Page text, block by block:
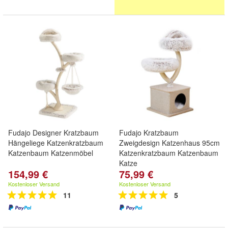
Fudajo Designer Kratzbaum
Hängeliege Katzenkratzbaum
Katzenbaum Katzenmöbel
154,99 €
Kostenloser Versand
11
Fudajo Kratzbaum
Zweigdesign Katzenhaus 95cm
Katzenkratzbaum Katzenbaum
Katze
75,99 €
Kostenloser Versand
5